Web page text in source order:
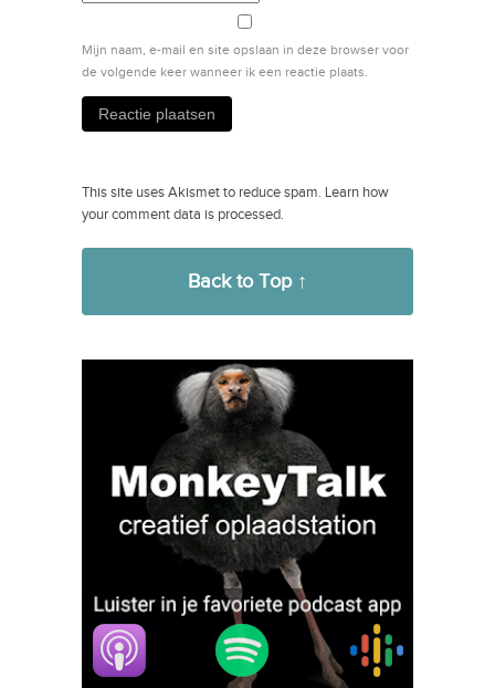
Mijn naam, e-mail en site opslaan in deze browser voor
de volgende keer wanneer ik een reactie plaats.
This site uses Akismet to reduce spam. Learn how
your comment data is processed.
Back to Top ↑